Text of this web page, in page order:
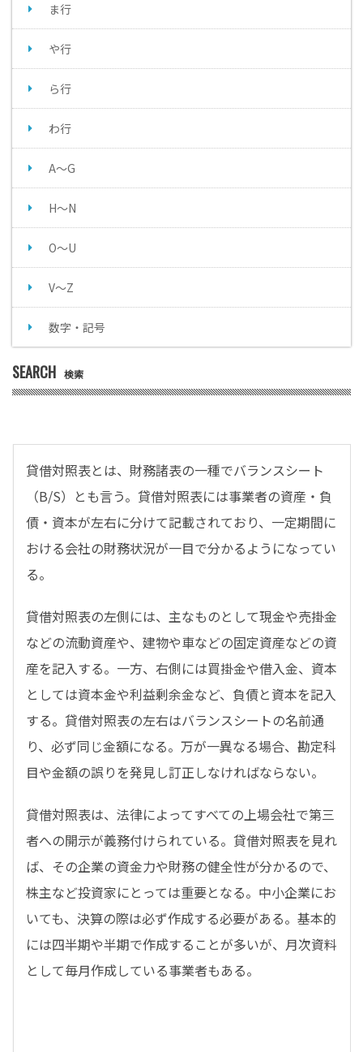
ま行
や行
ら行
わ行
A～G
H～N
O～U
V～Z
数字・記号
SEARCH 検索
貸借対照表とは、財務諸表の一種でバランスシート
（B/S）とも言う。貸借対照表には事業者の資産・負
債・資本が左右に分けて記載されており、一定期間に
おける会社の財務状況が一目で分かるようになってい
る。
貸借対照表の左側には、主なものとして現金や売掛金
などの流動資産や、建物や車などの固定資産などの資
産を記入する。一方、右側には買掛金や借入金、資本
としては資本金や利益剰余金など、負債と資本を記入
する。貸借対照表の左右はバランスシートの名前通
り、必ず同じ金額になる。万が一異なる場合、勘定科
目や金額の誤りを発見し訂正しなければならない。
貸借対照表は、法律によってすべての上場会社で第三
者への開示が義務付けられている。貸借対照表を見れ
ば、その企業の資金力や財務の健全性が分かるので、
株主など投資家にとっては重要となる。中小企業にお
いても、決算の際は必ず作成する必要がある。基本的
には四半期や半期で作成することが多いが、月次資料
として毎月作成している事業者もある。